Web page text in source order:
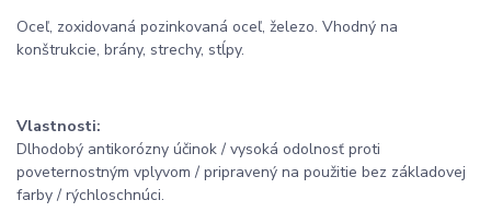
Oceľ, zoxidovaná pozinkovaná oceľ, železo. Vhodný na
konštrukcie, brány, strechy, stĺpy.
Vlastnosti:
Dlhodobý antikorózny účinok / vysoká odolnosť proti
poveternostným vplyvom / pripravený na použitie bez základovej
farby / rýchloschnúci.